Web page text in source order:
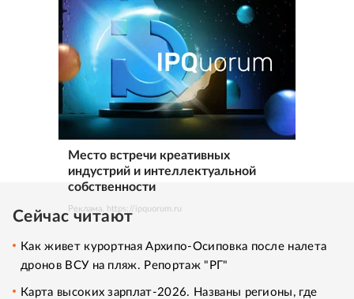
Место встречи креативных
индустрий и интеллектуальной
собственности
Реклама. https://ipquorum.ru
Сейчас читают
Как живет курортная Архипо-Осиповка после налета
дронов ВСУ на пляж. Репортаж "РГ"
Карта высоких зарплат-2026. Названы регионы, где